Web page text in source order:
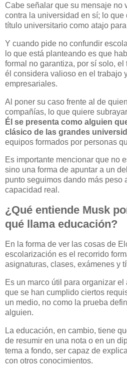
Cabe señalar que su mensaje no
contra la universidad en sí; lo que
título universitario como atajo
Y cuando pide no confundir
lo que está planteando es que
formal no garantiza, por sí solo,
él considera valioso en el trabajo
empresariales.
Al poner su caso frente al de
compañías, lo que quiere
Él se presenta como alguien
clásico de las grandes
equipos formados por personas
Es importante mencionar que no
sino una forma de apuntar a un
punto seguimos dando más peso
capacidad real.
¿Qué entiende Musk
qué llama educación?
En la forma de ver las cosas de
escolarización es el recorrido
asignaturas, clases, exámenes y
Es un marco útil para organizar
que se han cumplido ciertos
un medio, no como la prueba
alguien.
La educación, en cambio, tiene
de resumir en una nota o en un
tema a fondo, ser capaz de
con otros conocimientos.